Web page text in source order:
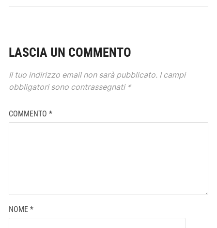
LASCIA UN COMMENTO
Il tuo indirizzo email non sarà pubblicato. I campi
obbligatori sono contrassegnati *
COMMENTO *
NOME *